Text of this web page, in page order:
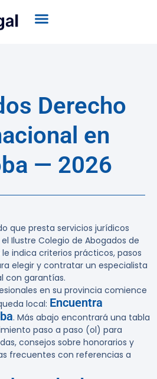
Derecho
en
— 2026
que presta servicios jurídicos
Ilustre Colegio de Abogados de
indica criterios prácticos, pasos
elegir y contratar un especialista
con garantías.
en su provincia comience
local: Encuentra
. Más abajo encontrará una tabla
paso a paso (ol) para
consejos sobre honorarios y
frecuentes con referencias a